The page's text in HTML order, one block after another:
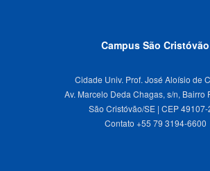
Campus São Cristóvão
Cidade Univ. Prof. José Aloísio de
Av. Marcelo Deda Chagas, s/n, Bairro
São Cristóvão/SE | CEP 49107-